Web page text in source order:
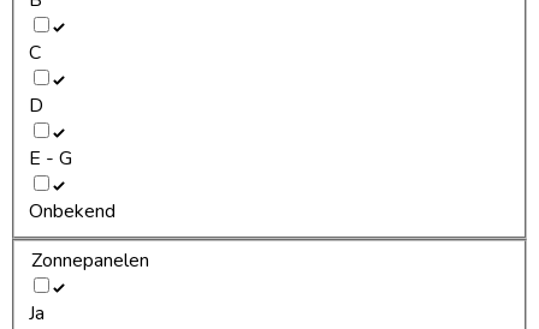
C
D
E - G
Onbekend
Zonnepanelen
Ja